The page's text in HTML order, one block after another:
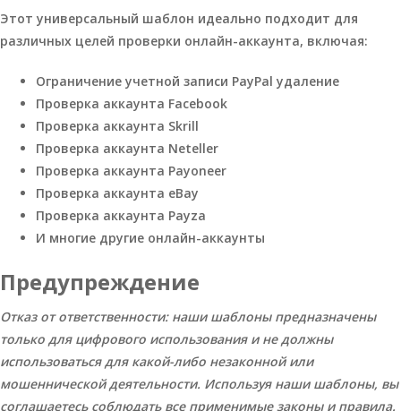
Этот универсальный шаблон идеально подходит для
различных целей проверки онлайн-аккаунта, включая:
Ограничение учетной записи PayPal удаление
Проверка аккаунта Facebook
Проверка аккаунта Skrill
Проверка аккаунта Neteller
Проверка аккаунта Payoneer
Проверка аккаунта eBay
Проверка аккаунта Payza
И многие другие онлайн-аккаунты
Предупреждение
Отказ от ответственности: наши шаблоны предназначены
только для цифрового использования и не должны
использоваться для какой-либо незаконной или
мошеннической деятельности. Используя наши шаблоны, вы
соглашаетесь соблюдать все применимые законы и правила.